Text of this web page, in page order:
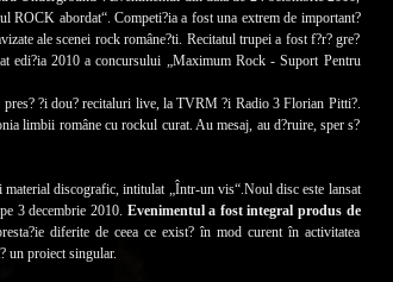
ROCK abordat“. Competi?ia a fost una extrem de important?
ale scenei rock române?ti. Recitatul trupei a fost f?r? gre?
edi?ia 2010 a concursului „Maximum Rock - Suport Pentru
?i dou? recitaluri live, la TVRM ?i Radio 3 Florian Pitti?.
limbii române cu rockul curat. Au mesaj, au d?ruire, sper s?
discografic, intitulat „Într-un vis“.Noul disc este lansat
3 decembrie 2010. Evenimentul a fost integral produs de
diferite de ceea ce exist? în mod curent în activitatea
un proiect singular.